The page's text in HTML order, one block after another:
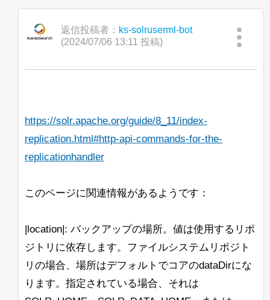
Windows上でOpenJ9 Javaを使ってSolr
その後、コンソールにはガベージコレク
ションの出力が続きますが、Solrは問題
なく起動し、動作しているように見えま
ん。
問題が発生します。Solrログには
「Command-line option unrecognised」
というメッセージが表示されますが、コ
ンソールには表示されません。solr_gc
ログは正しく作成され、内容も記録され
ています。
こんにちは、
Solrのコントロールスクリプトを使用し
て新しいconfigsetをZooKeeperにアップ
3>/solrを使用すると、configが/solr
znodeではなく、直接<ip-1>にアップ
ロードされます。
助けていただけないでしょうか？
<ip-3>/solrはうまく機能するようで
す。
posted content is held by the original
こんにちは、
現在、統合ハイライト機能でカスタム
私はパッセージの見出しをきれいにハイ
す。これにより、ハイライトの開始が文
の開始であり、終了が単語の終わりであ
カスタムUnifiedHighlighterクラスに統合
しましたが、このIteratorを使用すると、
すべてのリクエストのqTimeが約1000か
ら12000以上に上昇し、このアプリケー
ションでは許容できません。
Apache License 2.0. The copyright of
posted content is held by the original
ームできますか？ 通常の「shards」パ
ラメータを使用しても、Search
streaming exprと一緒に使用すると効果
がないと思います。
BeiderMorseFilterFactoryは
推奨されています。
GermanNormalizationFilterFactoryや
られると、その発音が一致しなくなる可
能性があります。
一方、異なる表記法（ß <-> ss）で書か
なら、GermanNormalizationFilterFactory
だけで十分です。
ん。
追伸：私はドイツ語の話者ではなく、上
記の主張を実際にテストしたわけではあ
りません。ただの推測です。
返信投稿者： ks-solruserml-bot
(2024/07/06 13:11 投稿)
https://solr.apache.org/guide/8_11/index-
replication.html#http-api-commands-for-the-
replicationhandler
このページに関連情報があるようです：
|location|: バックアップの場所。値は使用するリポ
ジトリに依存します。ファイルシステムリポジト
リの場合、場所はデフォルトでコアのdataDirにな
ります。指定されている場合、それは